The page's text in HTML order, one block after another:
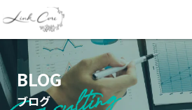
BLOG
ブログ